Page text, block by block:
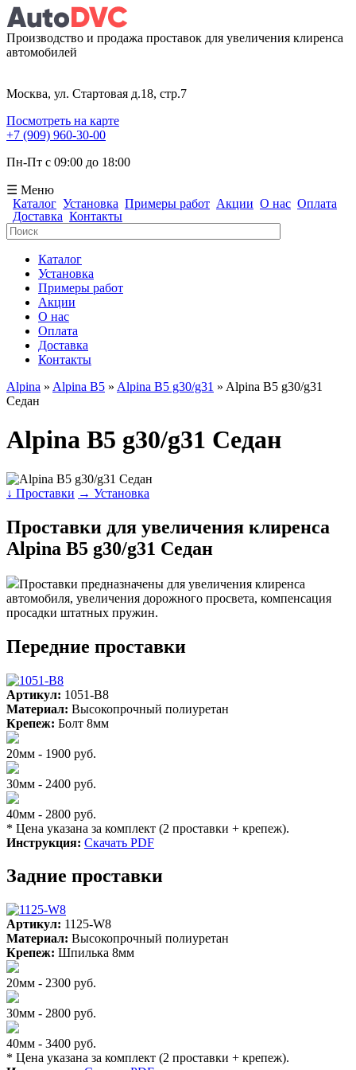
Производство и продажа проставок для увеличения клиренса
автомобилей
Москва, ул. Стартовая д.18, стр.7
Посмотреть на карте
+7 (909) 960-30-00
Пн-Пт с 09:00 до 18:00
☰ Меню
Каталог Установка Примеры работ Акции О нас Оплата
Доставка Контакты
Поиск
Каталог
Установка
Примеры работ
Акции
О нас
Оплата
Доставка
Контакты
Alpina » Alpina B5 » Alpina B5 g30/g31 » Alpina B5 g30/g31
Седан
Alpina B5 g30/g31 Седан
↓ Проставки → Установка
Проставки для увеличения клиренса
Alpina B5 g30/g31 Седан
Проставки предназначены для увеличения клиренса
автомобиля, увеличения дорожного просвета, компенсация
просадки штатных пружин.
Передние проставки
Артикул: 1051-B8
Материал: Высокопрочный полиуретан
Крепеж: Болт 8мм
20мм - 1900 руб.
30мм - 2400 руб.
40мм - 2800 руб.
* Цена указана за комплект (2 проставки + крепеж).
Инструкция: Скачать PDF
Задние проставки
Артикул: 1125-W8
Материал: Высокопрочный полиуретан
Крепеж: Шпилька 8мм
20мм - 2300 руб.
30мм - 2800 руб.
40мм - 3400 руб.
* Цена указана за комплект (2 проставки + крепеж).